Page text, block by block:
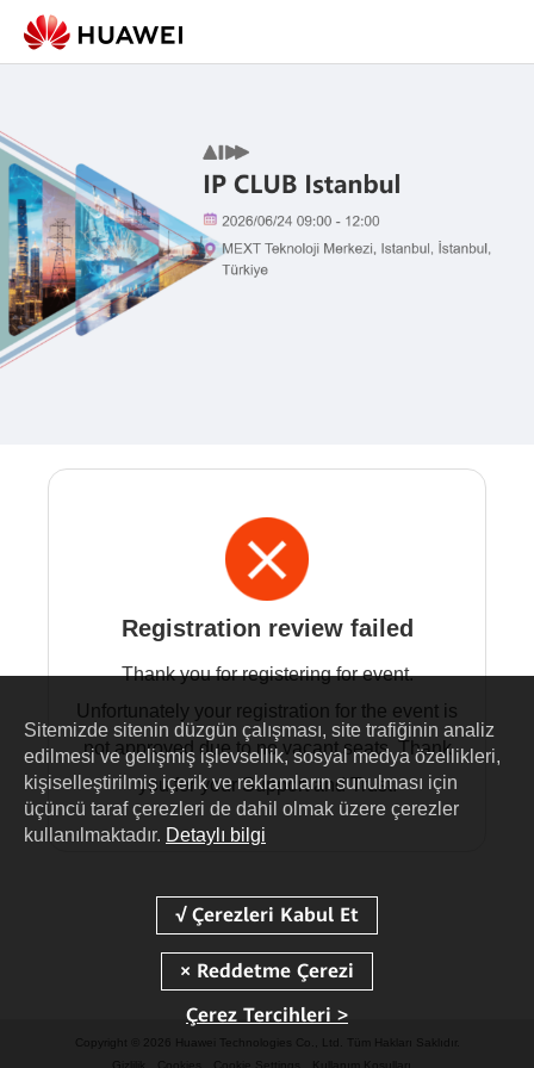
Registration review failed
Thank you for registering for event.
Unfortunately your registration for the event is
not approved due to no vacant seats. Thank
you for your Support and Trust.
Copyright © 2026 Huawei Technologies Co., Ltd. Tüm Hakları Saklıdır.
Gizlilik
Cookies Cookie Settings Kullanım Koşulları
Sitemizde sitenin düzgün çalışması, site trafiğinin analiz
edilmesi ve gelişmiş işlevsellik, sosyal medya özellikleri,
kişiselleştirilmiş içerik ve reklamların sunulması için
üçüncü taraf çerezleri de dahil olmak üzere çerezler
kullanılmaktadır. Detaylı bilgi
Çerez Tercihleri >